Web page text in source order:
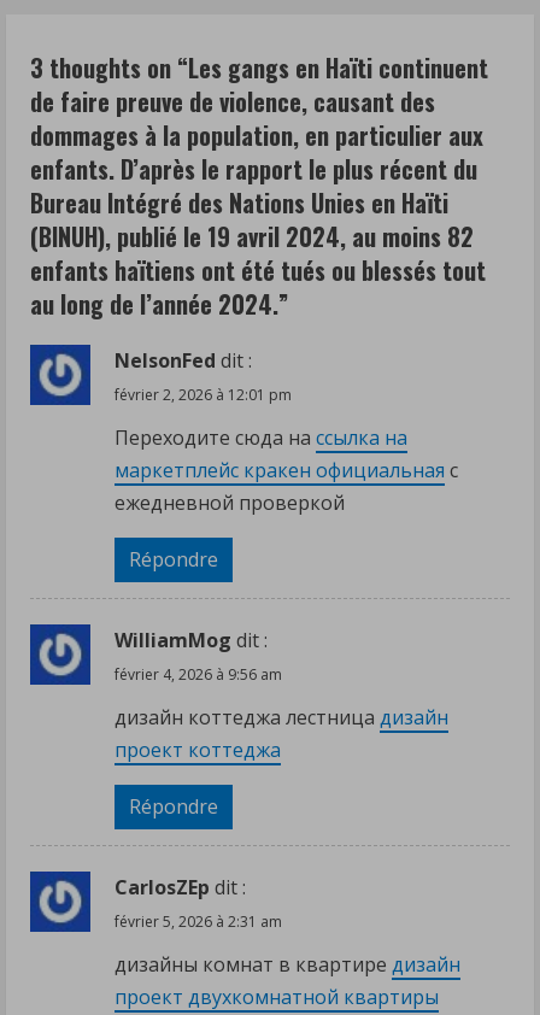
n
g
3 thoughts on “Les gangs en Haïti continuent
de faire preuve de violence, causant des
dommages à la population, en particulier aux
enfants. D’après le rapport le plus récent du
Bureau Intégré des Nations Unies en Haïti
(BINUH), publié le 19 avril 2024, au moins 82
enfants haïtiens ont été tués ou blessés tout
au long de l’année 2024.”
NelsonFed dit :
février 2, 2026 à 12:01 pm
Переходите сюда на ссылка на
маркетплейс кракен официальная с
ежедневной проверкой
Répondre
WilliamMog dit :
février 4, 2026 à 9:56 am
дизайн коттеджа лестница дизайн
проект коттеджа
Répondre
CarlosZEp dit :
février 5, 2026 à 2:31 am
дизайны комнат в квартире дизайн
проект двухкомнатной квартиры